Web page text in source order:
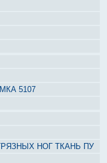
5107
НОГ ТКАНЬ ПУ